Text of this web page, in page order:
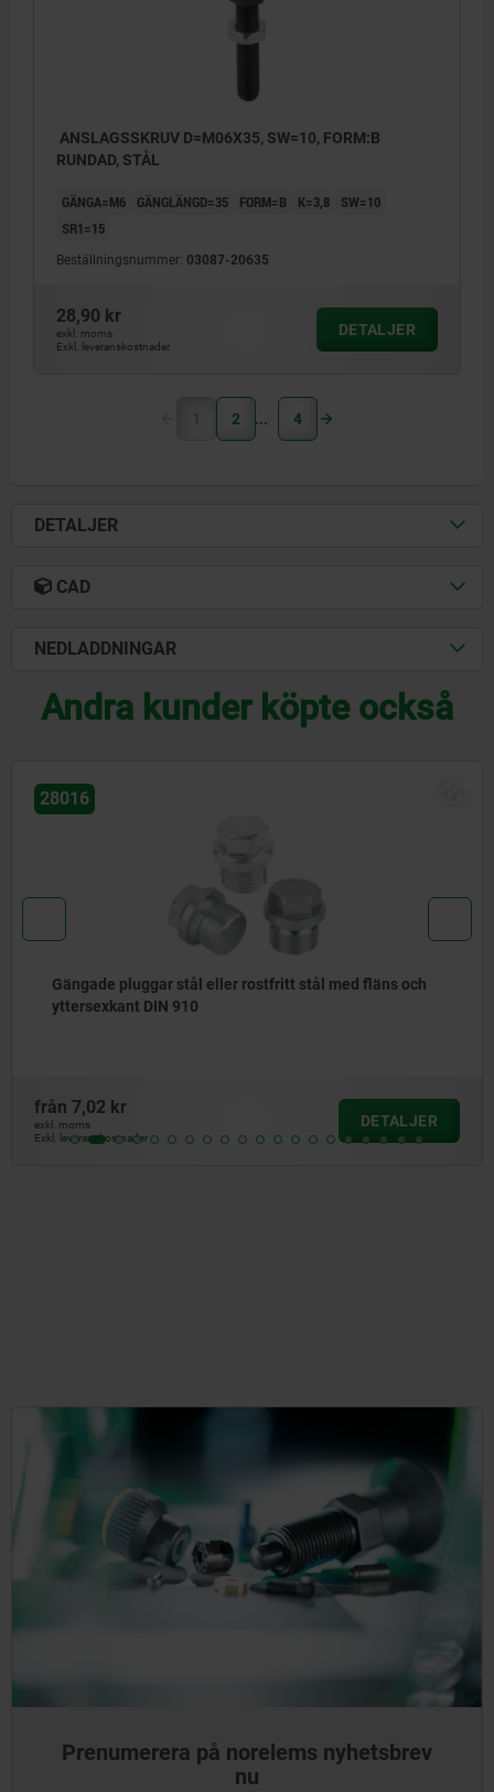
ANSLAGSSKRUV D=M06X35, SW=10, FORM:B
RUNDAD, STÅL
GÄNGA=M6 GÄNGLÄNGD=35 FORM=B K=3,8
SW=10
SR1=15
Beställningsnummer: 03087-20635
28,90 kr
exkl. moms
Exkl. leveranskostnader
DETALJER
1 2 4
DETALJER
CAD
NEDLADDNINGAR
Andra kunder köpte också
06212-20 inch
Stjärnvred i plast DIN 6336 ståldelar rostfritt stål - tum
från12,85 kr
exkl. moms
Exkl. leveranskostnader
DETALJER
Prenumerera på norelems nyhetsbrev
nu